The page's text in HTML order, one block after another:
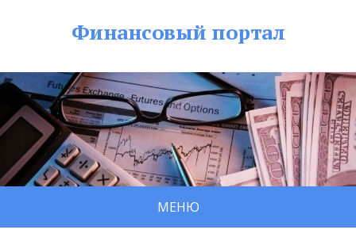
Финансовый портал
МЕНЮ